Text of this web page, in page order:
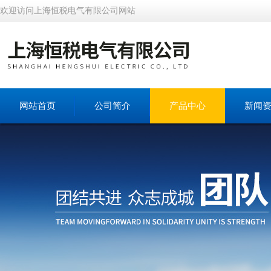
欢迎访问上海恒税电气有限公司网站
网站首页 公司简介 产品中心 新闻